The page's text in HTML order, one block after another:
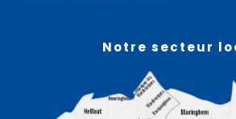
Notre secteur